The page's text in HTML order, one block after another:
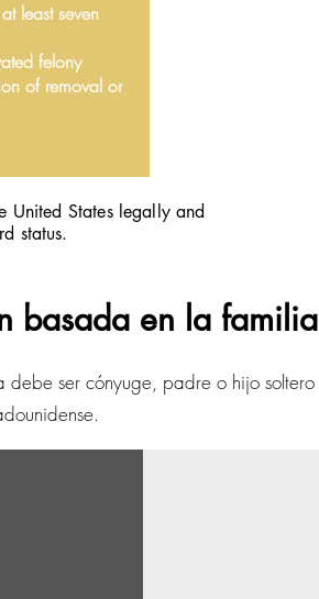
least seven
felony
of removal or
United States legally and
status.
basada en la familia
ser cónyuge, padre o hijo soltero